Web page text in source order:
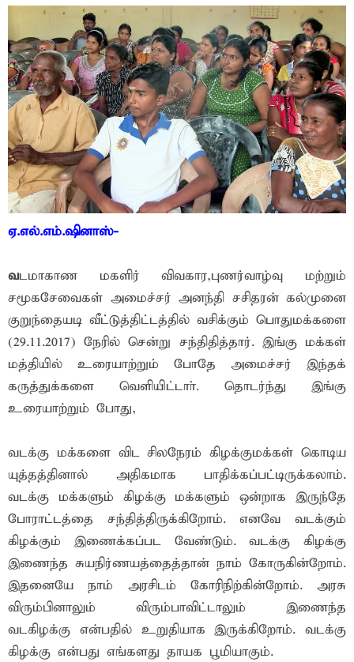
ஏ.எல்.எம்.ஷினாஸ்-
வடமாகாண மகளிர் விவகார,புணர்வாழ்வு மற்றும்
சமூகசேவைகள் அமைச்சர் அனந்தி சசிதரன் கல்முனை
குறுந்தையடி வீட்டுத்திட்டத்தில் வசிக்கும் பொதுமக்களை
(29.11.2017) நேரில் சென்று சந்திதித்தார். இங்கு மக்கள்
மத்தியில் உரையாற்றும் போதே அமைச்சர் இந்தக்
கருத்துக்களை வெளியிட்டாா். தொடர்ந்து இங்கு
உரையாற்றும் போது,
வடக்கு மக்களை விட சிலநேரம் கிழக்குமக்கள் கொடிய
யுத்தத்தினால் அதிகமாக பாதிக்கப்பட்டிருக்கலாம்.
வடக்கு மக்களும் கிழக்கு மக்களும் ஒன்றாக இருந்தே
போராட்டத்தை சந்தித்திருக்கிறோம். எனவே வடக்கும்
கிழக்கும் இணைக்கப்பட வேண்டும். வடக்கு கிழக்கு
இணைந்த சுயநிர்ணயத்தைத்தான் நாம் கோருகின்றோம்.
இதனையே நாம் அரசிடம் கோரிநிற்கின்றோம். அரசு
விரும்பினாலும் விரும்பாவிட்டாலும் இணைந்த
வடகிழக்கு என்பதில் உறுதியாக இருக்கிறோம். வடக்கு–
கிழக்கு என்பது எங்களது தாயக பூமியாகும்.